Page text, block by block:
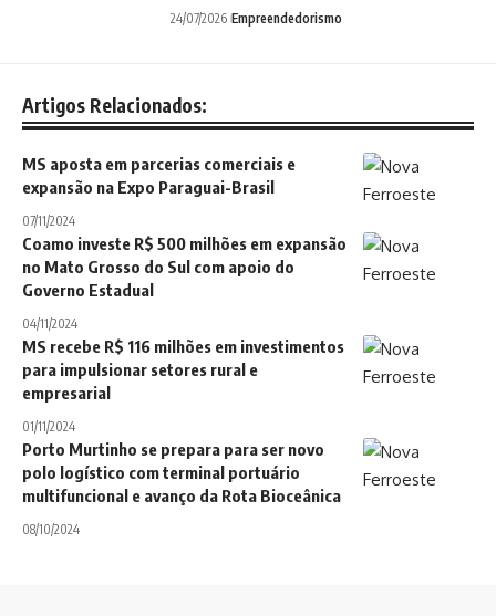
24/07/2026 Empreendedorismo
Artigos Relacionados:
MS aposta em parcerias comerciais e
expansão na Expo Paraguai-Brasil
07/11/2024
Coamo investe R$ 500 milhões em expansão
no Mato Grosso do Sul com apoio do
Governo Estadual
04/11/2024
MS recebe R$ 116 milhões em investimentos
para impulsionar setores rural e
empresarial
01/11/2024
Porto Murtinho se prepara para ser novo
polo logístico com terminal portuário
multifuncional e avanço da Rota Bioceânica
08/10/2024